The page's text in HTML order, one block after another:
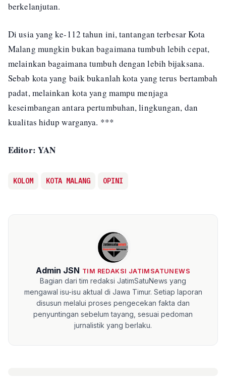
berkelanjutan.
Di usia yang ke-112 tahun ini, tantangan terbesar Kota
Malang mungkin bukan bagaimana tumbuh lebih cepat,
melainkan bagaimana tumbuh dengan lebih bijaksana.
Sebab kota yang baik bukanlah kota yang terus bertambah
padat, melainkan kota yang mampu menjaga
keseimbangan antara pertumbuhan, lingkungan, dan
kualitas hidup warganya. ***
Editor: YAN
KOLOM KOTA MALANG OPINI
Admin JSN TIM REDAKSI JATIMSATUNEWS
Bagian dari tim redaksi JatimSatuNews yang
mengawal isu-isu aktual di Jawa Timur. Setiap laporan
disusun melalui proses pengecekan fakta dan
penyuntingan sebelum tayang, sesuai pedoman
jurnalistik yang berlaku.